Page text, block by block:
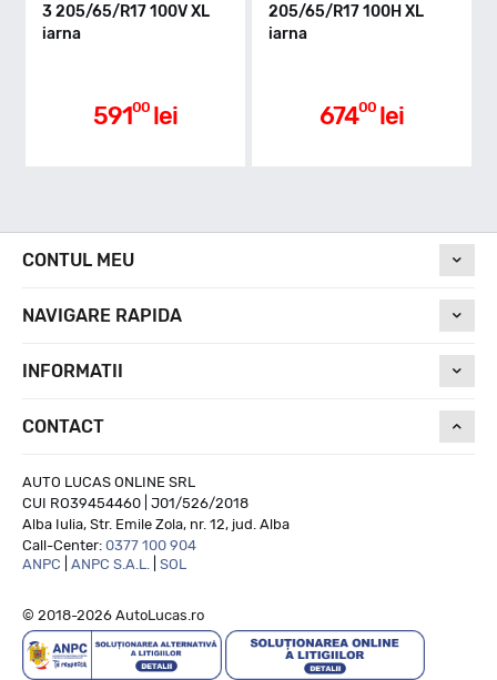
C
Aderenta pe carosabil ud
Nivel de zgomot
70
205/65/R17 100V XL
00 lei
205/65/R17 100H XL
00 lei
CONTUL MEU
NAVIGARE RAPIDA
INFORMATII
CONTACT
AUTO LUCAS ONLINE SRL
CUI RO39454460 | J01/526/2018
Alba Iulia, Str. Emile Zola, nr. 12, jud. Alba
Call-Center: 0377 100 904
ANPC
ANPC S.A.L. SOL
© 2018-2026 AutoLucas.ro